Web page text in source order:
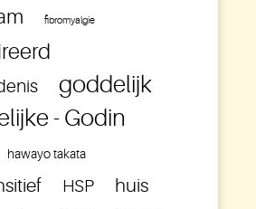
fibromyalgie
goddelijk
- Godin
hawayo takata
HSP
huis